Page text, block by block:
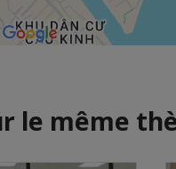
le même